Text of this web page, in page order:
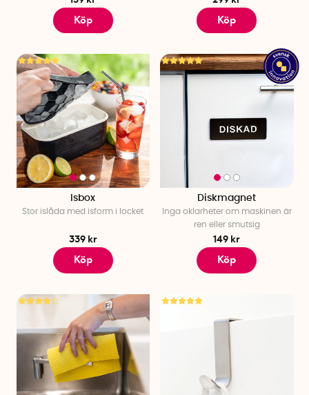
Köp Köp
Isbox
Stor islåda med isform i locket
339 kr
Köp
Diskmagnet
Inga oklarheter om maskinen är
ren eller smutsig
149 kr
Köp